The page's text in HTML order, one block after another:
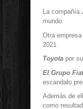
La compañía
mundo
Otra
2021
Toyota por
El Grupo
escandalo
Además de
como